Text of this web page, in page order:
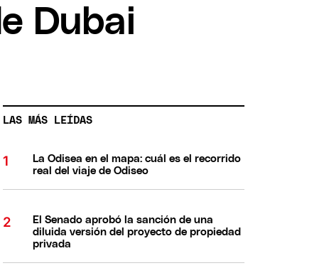
Dubai
LAS MÁS LEÍDAS
La Odisea en el mapa: cuál es el recorrido
real del viaje de Odiseo
El Senado aprobó la sanción de una
diluida versión del proyecto de propiedad
privada